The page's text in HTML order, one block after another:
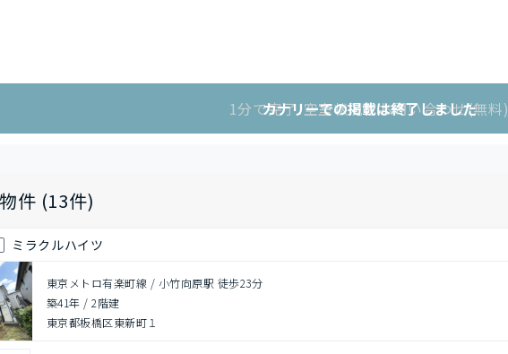
1分で完了!空室状況をお問い合わせ(無料)
カナリーでの掲載は終了しました
件 (13件)
ミラクルハイツ
東京メトロ有楽町線 / 小竹向原駅 徒歩23分
築41年 /2階建
東京都板橋区東新町１